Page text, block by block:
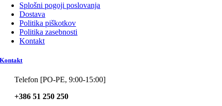
Splošni pogoji poslovanja
Dostava
Politika piškotkov
Politika zasebnosti
Kontakt
Kontakt
Telefon [PO-PE, 9:00-15:00]
+386 51 250 250